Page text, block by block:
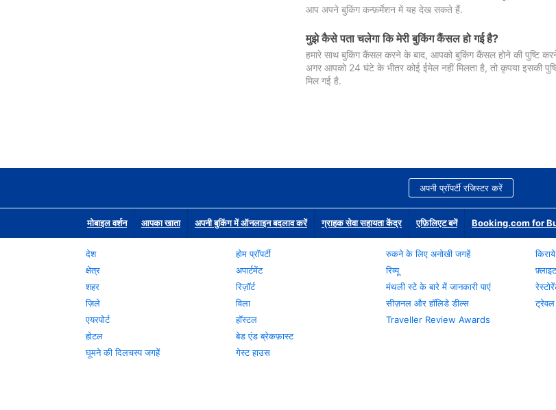
आप अपने बुकिंग कन्फ़र्मेशन में यह देख सकते हैं.
मुझे कैसे पता चलेगा कि मेरी बुकिंग कैंसल हो गई है?
हमारे साथ बुकिंग कैंसल करने के बाद, आपको बुकिंग कैंसल होने की पुष्टि
अगर आपको 24 घंटे के भीतर कोई ईमेल नहीं मिलता है, तो कृपया इसकी
मिल गई है.
अपनी प्रॉपर्टी रजिस्टर करें
मोबाइल वर्शन आपका खाता अपनी बुकिंग में ऑनलाइन बदलाव करें ग्राहक सेवा सहायता केंद्र एफ़िलिएट बनें Booking.com for
देश
क्षेत्र
शहर
ज़िले
एयरपोर्ट
होटल
घूमने की दिलचस्प जगहें
होम प्रॉपर्टी
अपार्टमेंट
रिज़ॉर्ट
विला
हॉस्टल
बेड एंड ब्रेकफ़ास्ट
गेस्ट हाउस
रुकने के लिए अनोखी जगहें
रिव्यू
मंथली स्टे के बारे में जानकारी पाएं
सीज़नल और हॉलिडे डील्स
Traveller Review Awards